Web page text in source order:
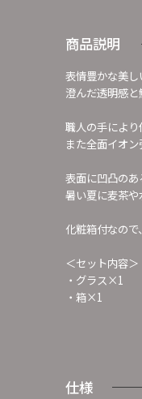
商品説明
表情豊かな美
澄んだ透明感
職人の手によ
また全面イオ
表面に凹凸の
暑い夏に麦茶
化粧箱付なので
＜セット内容＞
・グラス×1
・箱×1
仕様